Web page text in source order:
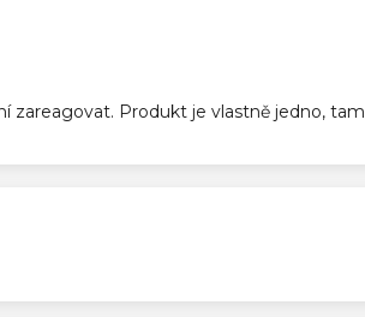
zareagovat. Produkt je vlastně jedno, tam